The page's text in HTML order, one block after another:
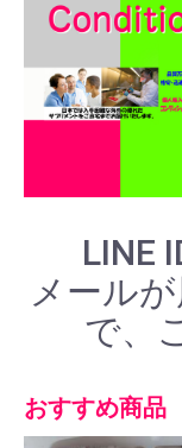
LINE
メール
で、
おすすめ商品